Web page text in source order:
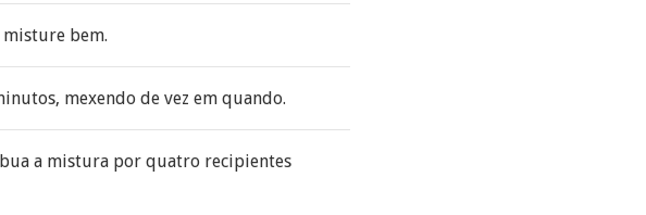
misture bem.
mexendo de vez em quando.
a mistura por quatro recipientes